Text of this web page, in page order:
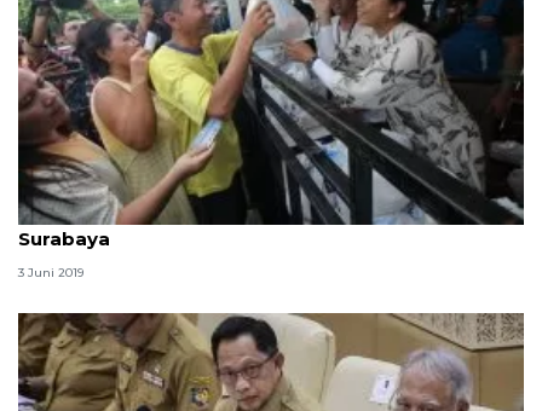
Menteri BUMN bagikan paket sembako murah di
Surabaya
3 Juni 2019